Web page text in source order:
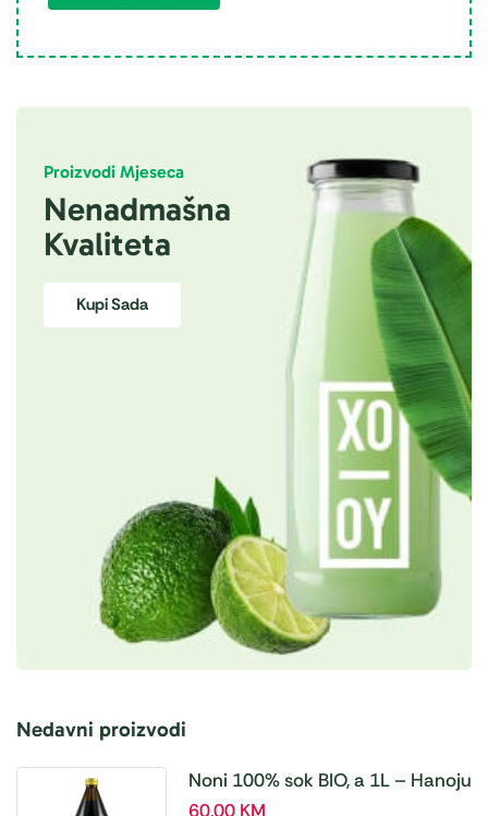
Proizvodi Mjeseca
Nenadmašna
Kvaliteta
Kupi Sada
Nedavni proizvodi
Noni 100% sok BIO, a 1L – Hanoju
60,00 KM